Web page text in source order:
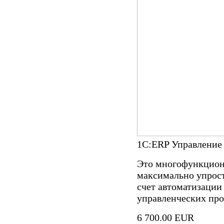
1С:ERP
Это
максимально
счет
управленческих
6 700.00 EUR